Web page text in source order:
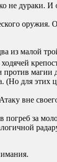
не дураки.
оружия.
из малой
ходячей
против
для этих
вне
за